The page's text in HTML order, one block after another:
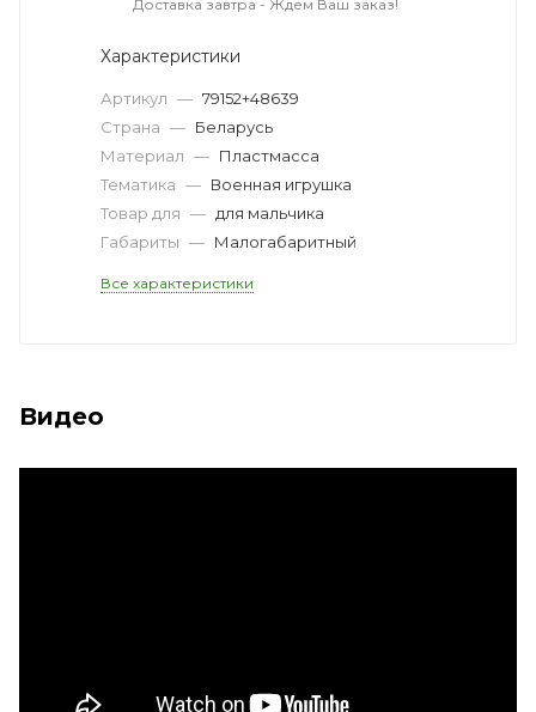
Нажмите для просмотра
Доставка завтра - Ждем Ваш заказ!
Характеристики
Артикул
79152+48639
Страна —
Беларусь
Материал
Пластмасса
Тематика —
Военная игрушка